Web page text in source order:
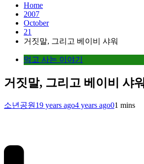
Home
2007
October
21
거짓말, 그리고 베이비 샤워
먹고 사는 이야기
거짓말, 그리고 베이비 샤워
소년공원 19 years ago4 years ago01 mins